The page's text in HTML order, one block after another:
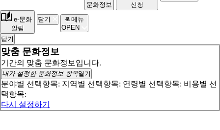
문화정보
신청
e-문화
알림
닫기
퀵메뉴
OPEN
닫기
맞춤 문화정보
기간의 맞춤 문화정보입니다.
내가 설정한 문화정보 항목열기
분야별 선택항목: 지역별 선택항목: 연령별 선택항목: 비용별 선
택항목:
다시 설정하기